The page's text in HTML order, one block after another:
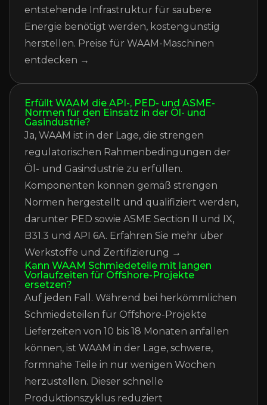
entstehende Infrastruktur für saubere
Energie benötigt werden, kostengünstig
herstellen. Preise für WAAM-Maschinen
entdecken →
Erfüllt WAAM die API-, PED- und ASME-
Normen für den Einsatz in der Öl- und
Gasindustrie?
Ja, WAAM ist in der Lage, die strengen
regulatorischen Rahmenbedingungen der
Öl- und Gasindustrie zu erfüllen.
Komponenten können gemäß strengen
Normen hergestellt und qualifiziert werden,
darunter PED sowie ASME Section II und IX,
B31.3 und API 6A. Erfahren Sie mehr über
Werkstoffe und Zertifizierung →
Kann WAAM Schmiedeteile mit langen
Vorlaufzeiten für Offshore-Projekte
ersetzen?
Auf jeden Fall. Während bei herkömmlichen
Schmiedeteilen für Offshore-Projekte
Lieferzeiten von 10 bis 18 Monaten anfallen
können, ist WAAM in der Lage, schwere,
formnahe Teile in nur wenigen Wochen
herzustellen. Dieser schnelle
Produktionszyklus reduziert